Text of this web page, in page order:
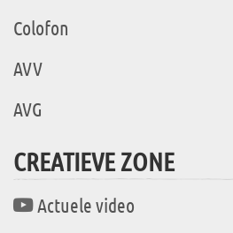
Colofon
AVV
AVG
CREATIEVE ZONE
Actuele video